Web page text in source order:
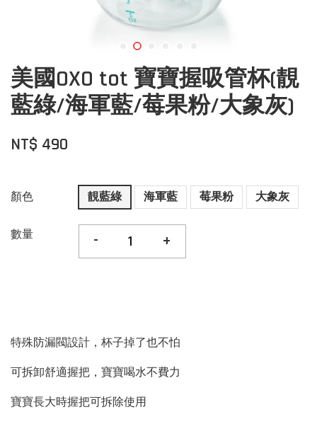
美國OXO tot 寶寶握吸管杯(靚
藍綠/海軍藍/莓果粉/大象灰)
NT$ 490
顏色 靚藍綠 海軍藍 莓果粉 大象灰
數量 - +
特殊防漏閥設計，杯子掉了也不怕
可拆卸舒適握把，寶寶喝水不費力
寶寶長大時握把可拆除使用